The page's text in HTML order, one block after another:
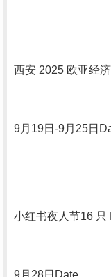
西安 2025 欧亚经
9月 19日 -9月 25日
小红书夜人节16 只
9月 28日 Date